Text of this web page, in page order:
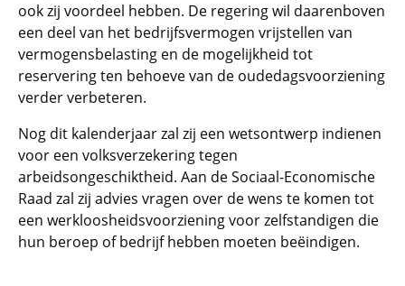
ook zij voordeel hebben. De regering wil daarenboven
een deel van het bedrijfsvermogen vrijstellen van
vermogensbelasting en de mogelijkheid tot
reservering ten behoeve van de oudedagsvoorziening
verder verbeteren.
Nog dit kalenderjaar zal zij een wetsontwerp indienen
voor een volksverzekering tegen
arbeidsongeschiktheid. Aan de Sociaal-Economische
Raad zal zij advies vragen over de wens te komen tot
een werkloosheidsvoorziening voor zelfstandigen die
hun beroep of bedrijf hebben moeten beëindigen.